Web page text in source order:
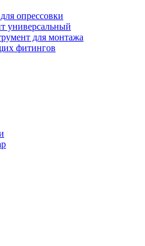
опрессовки
универсальный
для монтажа
фитингов